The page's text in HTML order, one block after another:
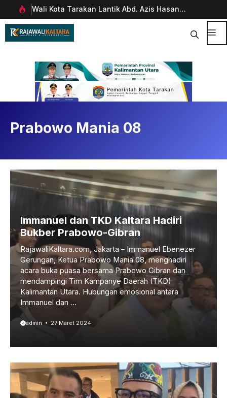
Langsung
ke
Wali Kota Tarakan Lantik Abd. Azis Hasan
sebagai Sekda
Prabowo Mania 08
Immanuel dan TKD Kaltara Hadiri
Bukber Prabowo-Gibran
RajawaliKaltara.com, Jakarta – Immanuel Ebenezer
Gerungan, Ketua Prabowo Mania 08, menghadiri
acara buka puasa bersama Prabowo Gibran dan
mendampingi Tim Kampanye Daerah (TKD)
Kalimantan Utara. Hubungan emosional antara
Immanuel dan ...
admin 27 Maret 2024